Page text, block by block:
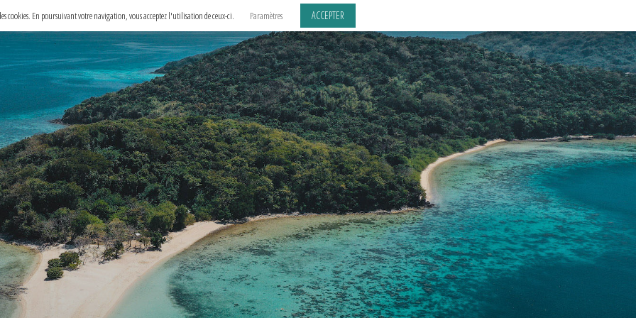
cookies. En poursuivant votre navigation, vous acceptez l'utilisation de ceux-ci. Paramètres ACCEPTER